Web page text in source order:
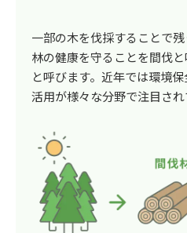
一部の木を伐採することで
林の健康を守ることを間伐
と呼びます。近年では環境
活用が様々な分野で注目され